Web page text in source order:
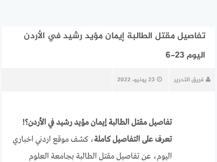
تفاصيل مقتل الطالبة إيمان مؤيد رشيد في الأردن
اليوم 23-6
فريق التحرير 23 يونيو، 2022
تفاصيل مقتل الطالبة إيمان مؤيد رشيد في الأردن؟!
تعرف على التفاصيل كاملة، كشف موقع اردني اخباري
اليوم، عن تفاصيل مقتل الطالبة بجامعة العلوم